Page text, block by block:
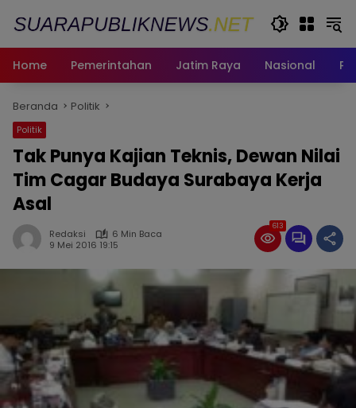
Home
Pemerintahan Jatim Raya Nasional
Beranda Politik
Politik
Tak Punya Kajian Teknis, Dewan Nilai
Tim Cagar Budaya Surabaya Kerja
Asal
Redaksi
6 Min Baca
9 Mei 2016 19:15
613